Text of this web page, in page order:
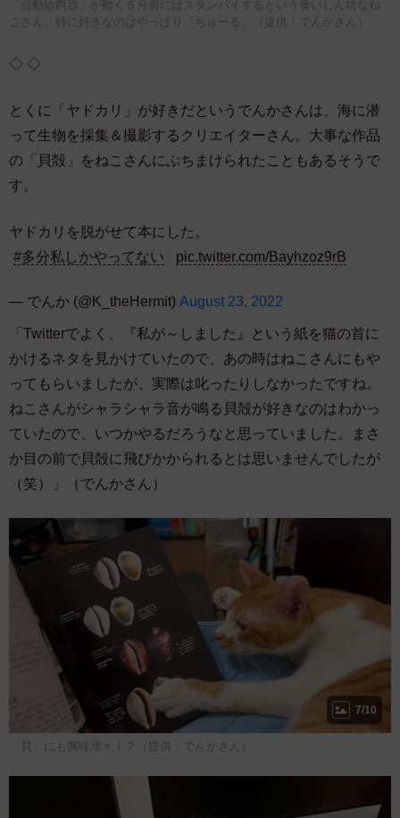
「自動給餌器」が動く５分前にはスタンバイするという食いしん坊なね
こさん。特に好きなのはやっぱり「ちゅーる」（提供：でんかさん）
◇ ◇
とくに「ヤドカリ」が好きだというでんかさんは、海に潜
って生物を採集＆撮影するクリエイターさん。大事な作品
の「貝殻」をねこさんにぶちまけられたこともあるそうで
す。
ヤドカリを脱がせて本にした。
#多分私しかやってない
pic.twitter.com/Bayhzoz9rB
— でんか (@K_theHermit) August 23, 2022
「Twitterでよく、『私が～しました』という紙を猫の首に
かけるネタを見かけていたので、あの時はねこさんにもや
ってもらいましたが、実際は叱ったりしなかったですね。
ねこさんがシャラシャラ音が鳴る貝殻が好きなのはわかっ
ていたので、いつかやるだろうなと思っていました。まさ
か目の前で貝殻に飛びかかられるとは思いませんでしたが
（笑）」（でんかさん）
7/10
「貝」にも興味津々！？（提供：でんかさん）